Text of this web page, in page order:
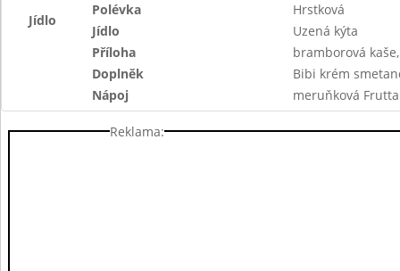
Jídlo
Polévka
Hrstková
Jídlo
Uzená kýta
Příloha
bramborová
Doplněk
Bibi krém
Nápoj
meruňková
Reklama: